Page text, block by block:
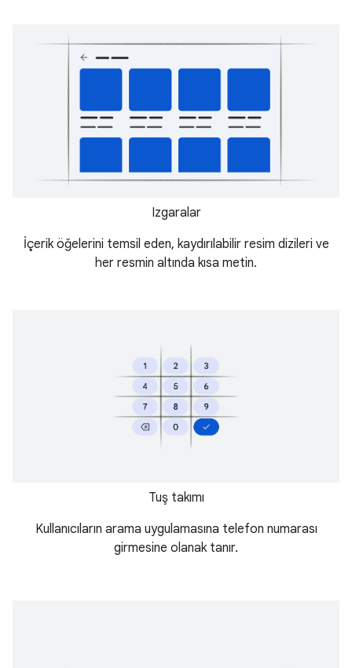
Izgaralar
İçerik öğelerini temsil eden, kaydırılabilir resim dizileri ve
her resmin altında kısa metin.
Tuş takımı
Kullanıcıların arama uygulamasına telefon numarası
girmesine olanak tanır.